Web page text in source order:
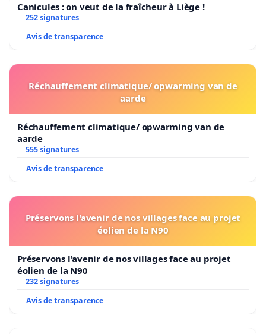
Canicules : on veut de la fraîcheur à Liège !
252 signatures
Avis de transparence
Réchauffement climatique/ opwarming van de
aarde
Réchauffement climatique/ opwarming van de
aarde
555 signatures
Avis de transparence
Préservons l'avenir de nos villages face au projet
éolien de la N90
Préservons l'avenir de nos villages face au projet
éolien de la N90
232 signatures
Avis de transparence